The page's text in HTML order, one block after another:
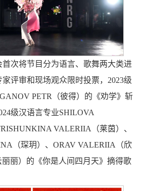
次将节目分为语言、歌舞两大类进
评审和现场观众限时投票，2023级
PETR（彼得）的《劝学》斩
级汉语言专业SHILOVA
VALERIIA（莱茵）、
（琛玥）、ORAV VALERIIA（欣
丽）的《你是人间四月天》摘得歌